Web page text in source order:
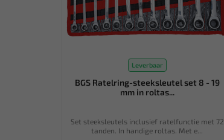
Leverbaar
BGS Ratelring-steeksleutel set 8 - 19
mm in roltas...
Set steeksleutels inclusief ratelfunctie met 72
tanden. In handige roltas. Met e...